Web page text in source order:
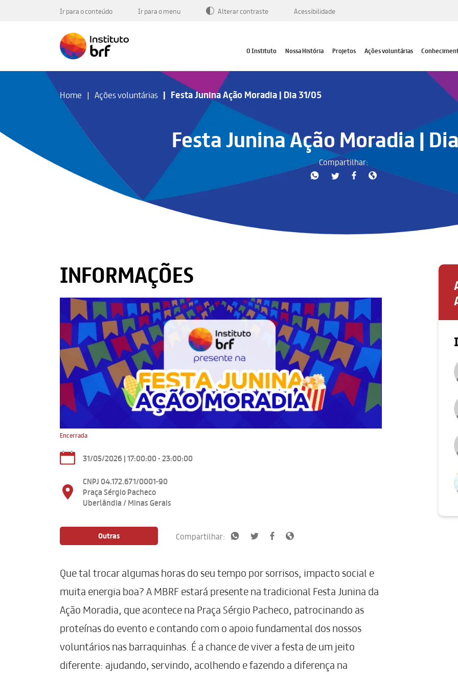
Ir para o conteúdo Ir para o menu Alterar contraste Acessibilidade
O Instituto Nossa História Projetos Ações voluntárias
Home Ações voluntárias Festa Junina Ação Moradia | Dia 31/05
Festa Junina Ação Moradia |
Compartilhar:
INFORMAÇÕES
Encerrada
31/05/2026 | 17:00:00 - 23:00:00
CNPJ 04.172.671/0001-90
Praça Sérgio Pacheco
Uberlândia / Minas Gerais
Outras Compartilhar:
Que tal trocar algumas horas do seu tempo por sorrisos, impacto social e
muita energia boa? A MBRF estará presente na tradicional Festa Junina da
Ação Moradia, que acontece na Praça Sérgio Pacheco, patrocinando as
proteínas do evento e contando com o apoio fundamental dos nossos
voluntários nas barraquinhas. É a chance de viver a festa de um jeito
diferente: ajudando, servindo, acolhendo e fazendo a diferença na